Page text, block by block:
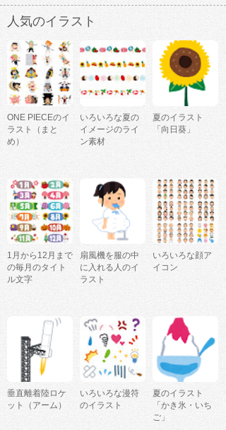
人気のイラスト
ONE PIECEのイ
ラスト（まと
め）
いろいろな夏の
イメージのライ
ン素材
夏のイラスト
「向日葵」
1月から12月まで
の毎月のタイト
ル文字
扇風機を服の中
に入れる人のイ
ラスト
いろいろな顔ア
イコン
垂直離着陸ロケ
ット（アーム）
いろいろな漫符
のイラスト
夏のイラスト
「かき氷・いち
ご」